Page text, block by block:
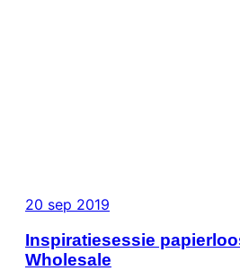
20 sep 2019
Inspiratiesessie
Wholesale